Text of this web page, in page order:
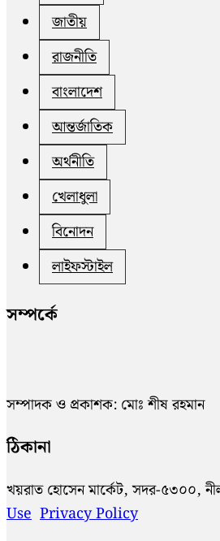
জাতীয়
রাজনীতি
বাংলাদেশ
আন্তর্জাতিক
অর্থনীতি
খেলাধুলা
বিনোদন
লাইফস্টাইল
সম্পর্কে
সম্পাদক ও প্রকাশক: মোঃ শীষ রহমান
ঠিকানা
খয়রাত হোসেন মার্কেট, সদর-৫৩০০,
Use Privacy Policy